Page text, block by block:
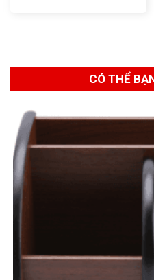
CÓ THỂ